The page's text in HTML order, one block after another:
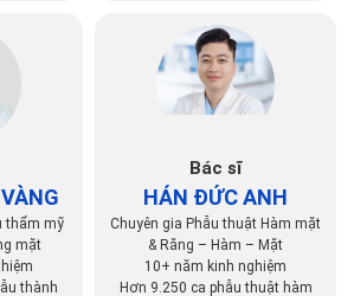
thẩm mỹ
mặt
thành
Bác sĩ
HÁN ĐỨC ANH
Chuyên gia Phẫu thuật Hàm mặt
& Răng – Hàm – Mặt
10+ năm kinh nghiệm
Hơn 9.250 ca phẫu thuật hàm